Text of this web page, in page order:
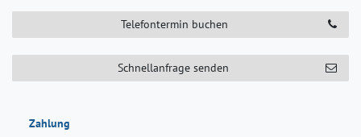
Telefontermin buchen
Schnellanfrage senden
Zahlung